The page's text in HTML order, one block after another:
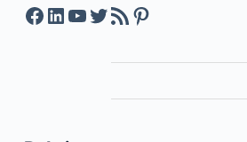
Facebook
LinkedIn
YouTube
Twitter
Feed RSSPinterest